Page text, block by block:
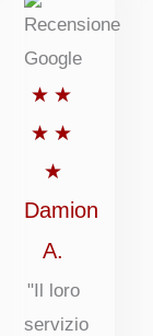
★ ★
★ ★
★
Valutato
5
5
Damion
A.
"Il loro
servizio